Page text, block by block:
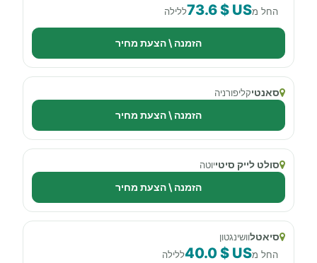
החל מ73.6 $ USללילה
הזמנה \ הצעת מחיר
סאנטיקליפורניה
הזמנה \ הצעת מחיר
סולט לייק סיטייוטה
הזמנה \ הצעת מחיר
סיאטלוושינגטון
החל מ40.0 $ USללילה